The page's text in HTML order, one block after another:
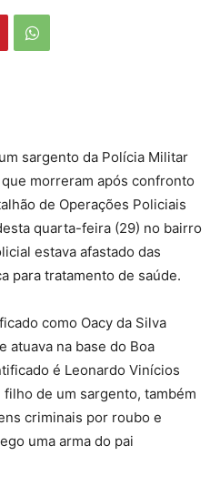
sargento da Polícia Militar
morreram após confronto
de Operações Policiais
quarta-feira (29) no bairro
estava afastado das
para tratamento de saúde.
como Oacy da Silva
atuava na base do Boa
é Leonardo Vinícios
de um sargento, também
criminais por roubo e
uma arma do pai